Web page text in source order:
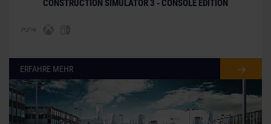
CONSTRUCTION SIMULATOR 3 - CONSOLE EDITION
ERFAHRE MEHR